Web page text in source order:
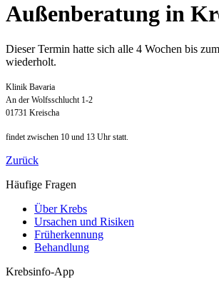
Außenberatung in
Dieser Termin hatte sich alle 4 Wochen bis
wiederholt.
Klinik Bavaria
An der Wolfsschlucht 1-2
01731 Kreischa
findet zwischen 10 und 13 Uhr statt.
Zurück
Häufige Fragen
Über Krebs
Ursachen und Risiken
Früherkennung
Behandlung
Krebsinfo-App